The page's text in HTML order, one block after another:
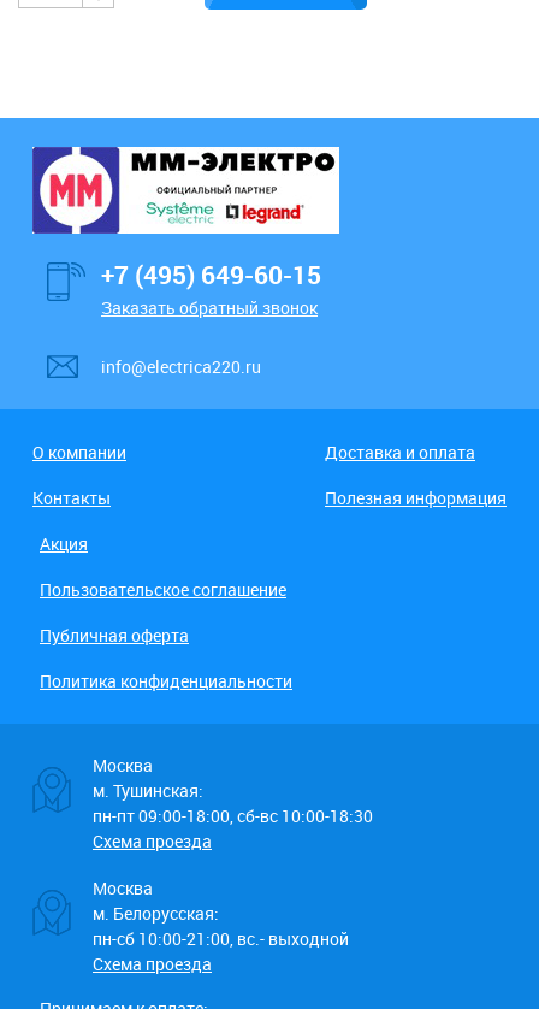
+7 (495) 649-60-15
Заказать обратный звонок
info@electrica220.ru
О компании
Доставка и оплата
Контакты
Полезная информация
Акция
Пользовательское соглашение
Публичная оферта
Политика конфиденциальности
Москва
м. Тушинская:
пн-пт 09:00-18:00, сб-вс 10:00-18:30
Схема проезда
Москва
м. Белорусская:
пн-сб 10:00-21:00, вс.- выходной
Схема проезда